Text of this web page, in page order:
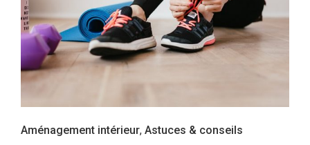
Aménagement intérieur, Astuces & conseils